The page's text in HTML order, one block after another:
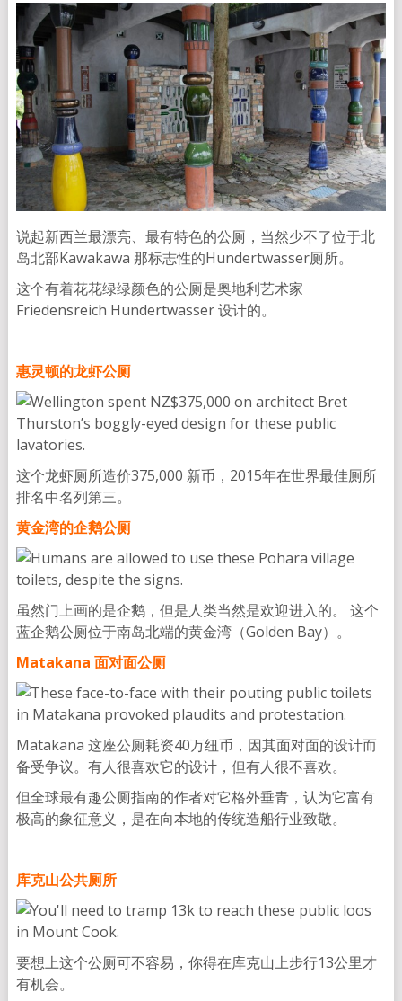
说起新西兰最漂亮、最有特色的公厕，当然少不了位于北
岛北部Kawakawa 那标志性的Hundertwasser厕所。
这个有着花花绿绿颜色的公厕是奥地利艺术家
Friedensreich Hundertwasser 设计的。
惠灵顿的龙虾公厕
这个龙虾厕所造价375,000 新币，2015年在世界最佳厕所
排名中名列第三。
黄金湾的企鹅公厕
虽然门上画的是企鹅，但是人类当然是欢迎进入的。 这个
蓝企鹅公厕位于南岛北端的黄金湾（Golden Bay）。
Matakana 面对面公厕
Matakana 这座公厕耗资40万纽币，因其面对面的设计而
备受争议。有人很喜欢它的设计，但有人很不喜欢。
但全球最有趣公厕指南的作者对它格外垂青，认为它富有
极高的象征意义，是在向本地的传统造船行业致敬。
库克山公共厕所
要想上这个公厕可不容易，你得在库克山上步行13公里才
有机会。